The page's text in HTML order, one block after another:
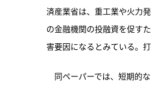
済産業省は、重工業や火力
の金融機関の投融資を促す
害要因になるとみている。
同ペーパーでは、短期的